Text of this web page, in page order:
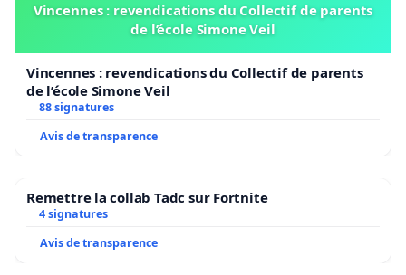
Vincennes : revendications du Collectif de parents
de l’école Simone Veil
Vincennes : revendications du Collectif de parents
de l’école Simone Veil
88 signatures
Avis de transparence
Remettre la collab Tadc sur Fortnite
4 signatures
Avis de transparence